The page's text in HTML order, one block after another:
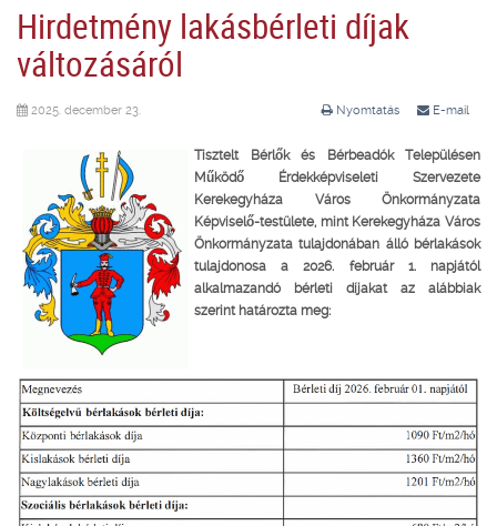
Hirdetmény lakásbérleti díjak
változásáról
Nyomtatás E-mail
2025. december 23.
Tisztelt Bérlők és Bérbeadók Településen
Működő Érdekképviseleti Szervezete
Kerekegyháza Város Önkormányzata
Képviselő-testülete, mint Kerekegyháza Város
Önkormányzata tulajdonában álló bérlakások
tulajdonosa a 2026. február 1. napjától
alkalmazandó bérleti díjakat az alábbiak
szerint határozta meg: